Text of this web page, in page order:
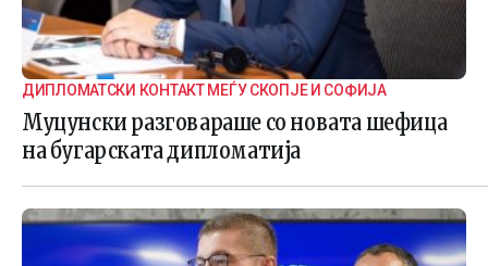
ДИПЛОМАТСКИ КОНТАКТ МЕЃУ СКОПЈЕ И СОФИЈА
Муцунски разговараше со новата шефица
на бугарската дипломатија